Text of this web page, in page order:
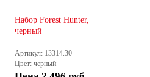
Набор Forest Hunter,
черный
Артикул: 13314.30
Цвет: черный